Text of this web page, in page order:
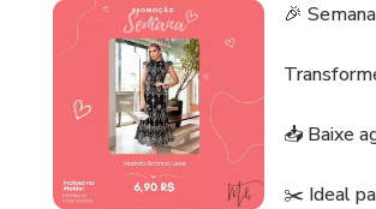
🎉
📥 Baixe
✂️ Ideal